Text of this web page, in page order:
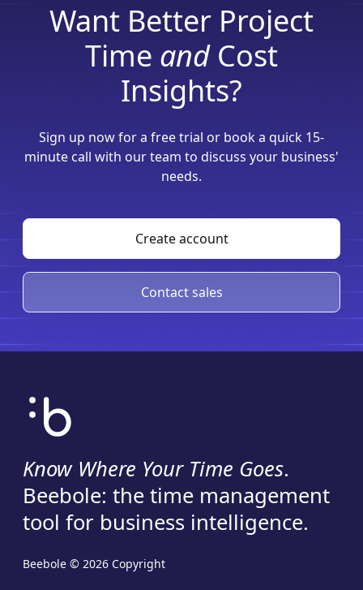
Want Better Project
Time andCost
Insights?
Sign up now for a free trial or book a quick 15-
minute call with our team to discuss your business'
needs.
Create account
Contact sales
Know Where Your Time Goes.
Beebole: the time management
tool for business intelligence.
Beebole © 2026 Copyright